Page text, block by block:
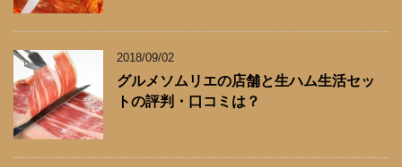
2018/09/02
グルメソムリエの店舗と生ハム生活セッ
トの評判・口コミは？